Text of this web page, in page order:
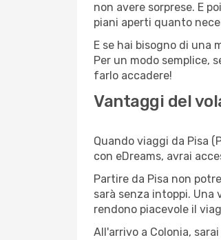
non avere sorprese. E
piani aperti quanto
E se hai bisogno di una
Per un modo semplice,
farlo accadere!
Vantaggi del
Quando viaggi da Pisa
con eDreams, avrai
Partire da Pisa non
sarà senza intoppi.
rendono piacevole il
All'arrivo a Colonia,